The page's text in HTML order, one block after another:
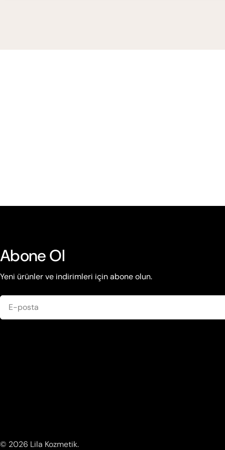
Abone Ol
Yeni ürünler ve indirimleri için abone olun.
posta
© 2026 Lila Kozmetik.